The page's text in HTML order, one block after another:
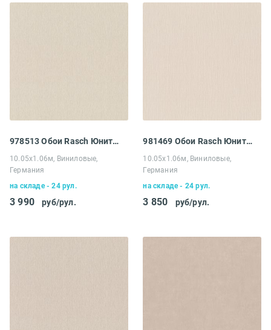
978513 Обои Rasch Юнитекс
10.05х1.06м, Виниловые,
Германия
на складе - 24 рул.
3 990 руб/рул.
981469 Обои Rasch Юнитекс
10.05х1.06м, Виниловые,
Германия
на складе - 24 рул.
3 850 руб/рул.